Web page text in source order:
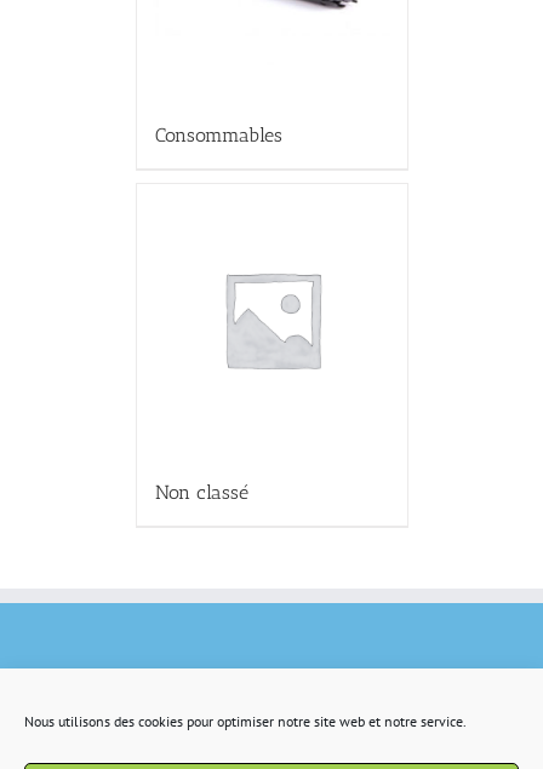
Nous utilisons des cookies pour optimiser notre site web et notre service.
Consommables
Non classé